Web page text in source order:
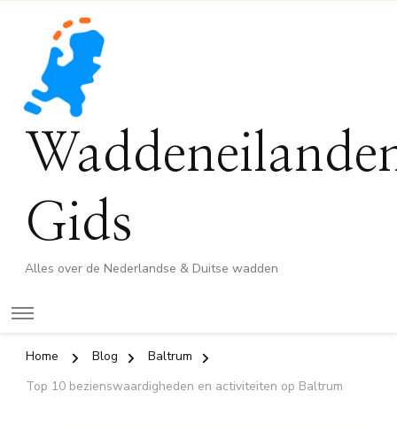
Gids
Alles over de Nederlandse & Duitse wadden
Home Blog
Baltrum
Top 10 bezienswaardigheden en activiteiten op Baltrum